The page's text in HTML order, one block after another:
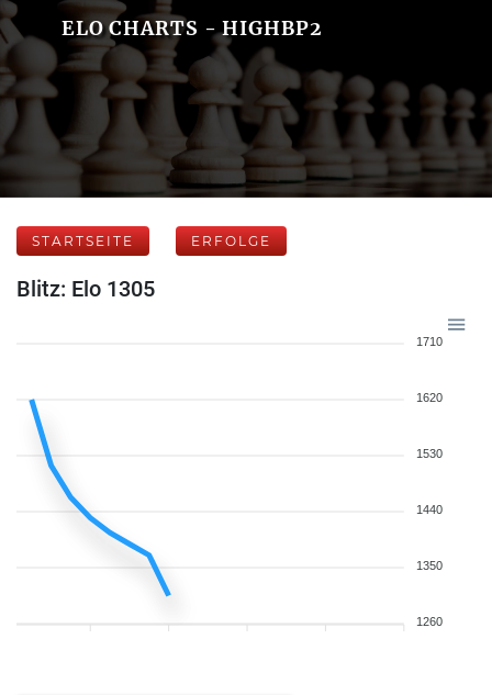
ELO CHARTS - HIGHBP2
STARTSEITE ERFOLGE
Blitz: Elo 1305
1710
1620
1530
1440
1350
1260